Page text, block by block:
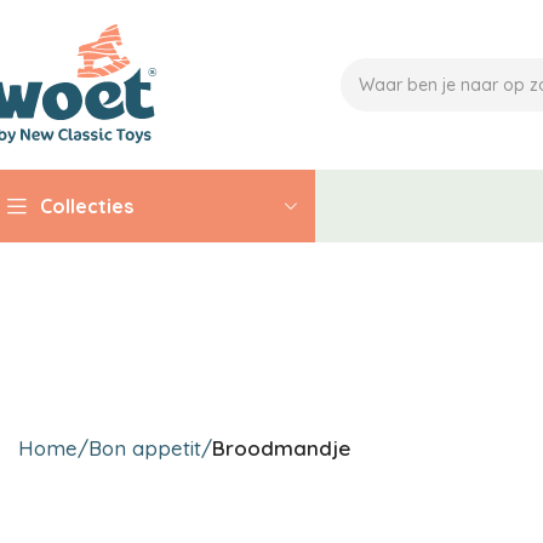
Collecties
Home Bon appetit Broodmandje